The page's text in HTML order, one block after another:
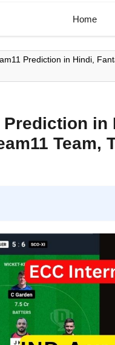
Home
Prediction in Hindi,
Prediction
Team,